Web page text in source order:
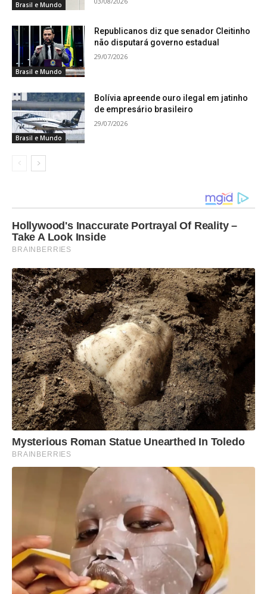
período de 2004 a 2012. Foi professora do Curso
Programa de Implantação de Escolas Indígenas de
Minas Gerais no período de 1997 a 2003.
Alfabetização, Diversidade e Inclusão do
Ministério da Educação e foi Secretária de
Educação de Minas Gerais no período de 2015 a
2018.
Brasil e Mundo
Brasil e Mundo
Republicanos diz que senador Cleitinho
não disputará governo estadual
29/07/2026
Brasil e Mundo
Bolívia apreende ouro ilegal em jatinho
de empresário brasileiro
29/07/2026
Hollywood's Inaccurate Portrayal Of Reality –
Take A Look Inside
BRAINBERRIES
Mysterious Roman Statue Unearthed In Toledo
BRAINBERRIES